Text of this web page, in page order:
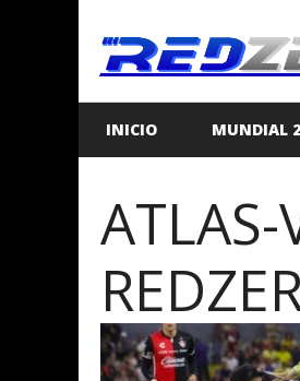
contenido
INICIO MUNDIAL
ATLAS-